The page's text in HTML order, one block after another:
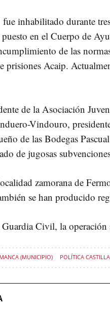
inhabilitado durante
en el Cuerpo de
de las
prisiones Acaip.
de la Asociación
Vindouro,
de las Bodegas
de jugosas
zamorana de
se han producido
Civil, la operación
(MUNICIPIO) POLÍTICA